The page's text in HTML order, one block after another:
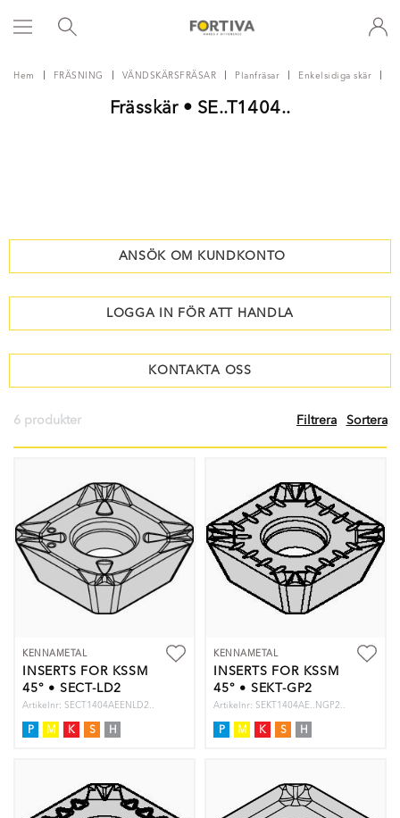
Hem FRÄSNING VÄNDSKÄRSFRÄSAR Planfräsar Enkelsidiga skär
Frässkär • SE..T1404..
ANSÖK OM KUNDKONTO
LOGGA IN FÖR ATT HANDLA
KONTAKTA OSS
6 produkter Filtrera Sortera
KENNAMETAL
INSERTS FOR KSSM
45° • SECT-LD2
FOR LIGHT
MACHINING
Artikelnr: SECT1404AEENLD2..
P M K S H
KENNAMETAL
INSERTS FOR KSSM
45° • SEKT-GP2
FOR GENERAL
PURPOSE
Artikelnr: SEKT1404AE..NGP2..
P M K S H